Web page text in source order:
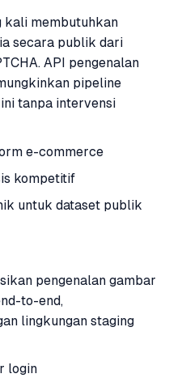
kali membutuhkan
secara publik dari
API pengenalan
pipeline
tanpa intervensi
e-commerce
kompetitif
untuk dataset publik
pengenalan gambar
to-end,
lingkungan staging
login